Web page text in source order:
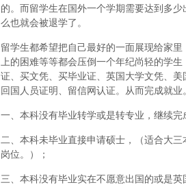
的。而留学生在国外一个学期需要达到多
么也就会被退学了。
留学生都希望把自己最好的一面展现给家
上的困难等等都会压倒一个年纪尚轻的学
证、买文凭、买毕业证、英国大学文凭、
回国人员证明、留信网认证。从而完成就业。
一、本科没有毕业转学或是转专业，继续
二、本科未毕业直接申请硕士，（适合大
岗位。）；
三、本科没有毕业实在不愿意出国的或是